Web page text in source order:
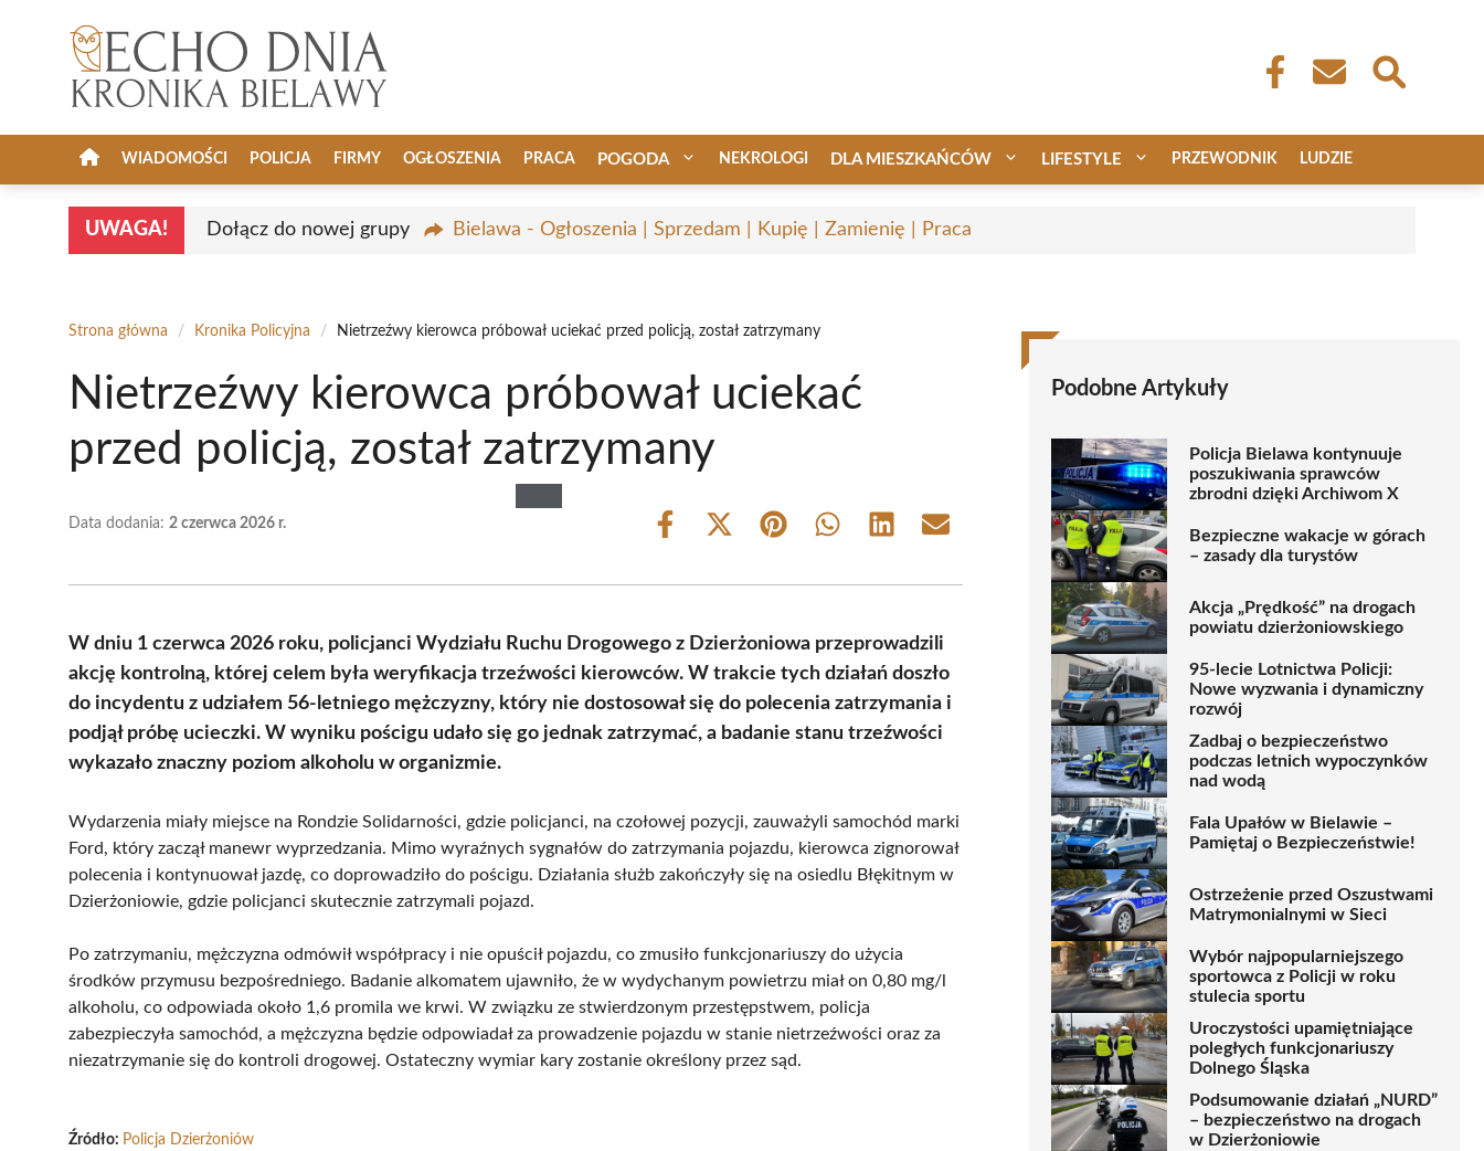
WIADOMOŚCI POLICJA FIRMY OGŁOSZENIA PRACA POGODA NEKROLOGI DLA MIESZKAŃCÓW LIFESTYLE PRZEWODNIK LUDZIE
UWAGA! Dołącz do nowej grupy Bielawa - Ogłoszenia | Sprzedam | Kupię | Zamienię | Praca
Strona główna / Kronika Policyjna / Nietrzeźwy kierowca próbował uciekać przed policją, został zatrzymany
Nietrzeźwy kierowca próbował uciekać
przed policją, został zatrzymany
Data dodania: 2 czerwca 2026 r.
Share
Share
(Twitter)
Share Share Share Share
W dniu 1 czerwca 2026 roku, policjanci Wydziału Ruchu Drogowego z Dzierżoniowa przeprowadzili
akcję kontrolną, której celem była weryfikacja trzeźwości kierowców. W trakcie tych działań doszło
do incydentu z udziałem 56-letniego mężczyzny, który nie dostosował się do polecenia zatrzymania i
podjął próbę ucieczki. W wyniku pościgu udało się go jednak zatrzymać, a badanie stanu trzeźwości
wykazało znaczny poziom alkoholu w organizmie.
Wydarzenia miały miejsce na Rondzie Solidarności, gdzie policjanci, na czołowej pozycji, zauważyli samochód marki
Ford, który zaczął manewr wyprzedzania. Mimo wyraźnych sygnałów do zatrzymania pojazdu, kierowca zignorował
polecenia i kontynuował jazdę, co doprowadziło do pościgu. Działania służb zakończyły się na osiedlu Błękitnym w
Dzierżoniowie, gdzie policjanci skutecznie zatrzymali pojazd.
Po zatrzymaniu, mężczyzna odmówił współpracy i nie opuścił pojazdu, co zmusiło funkcjonariuszy do użycia
środków przymusu bezpośredniego. Badanie alkomatem ujawniło, że w wydychanym powietrzu miał on 0,80 mg/l
alkoholu, co odpowiada około 1,6 promila we krwi. W związku ze stwierdzonym przestępstwem, policja
zabezpieczyła samochód, a mężczyzna będzie odpowiadał za prowadzenie pojazdu w stanie nietrzeźwości oraz za
niezatrzymanie się do kontroli drogowej. Ostateczny wymiar kary zostanie określony przez sąd.
Źródło: Policja Dzierżoniów
Podobne Artykuły
Policja Bielawa kontynuuje
poszukiwania sprawców
zbrodni dzięki Archiwom X
Bezpieczne wakacje w górach
– zasady dla turystów
Akcja „Prędkość” na drogach
powiatu dzierżoniowskiego
95-lecie Lotnictwa Policji:
Nowe wyzwania i dynamiczny
rozwój
Zadbaj o bezpieczeństwo
podczas letnich wypoczynków
nad wodą
Fala Upałów w Bielawie –
Pamiętaj o Bezpieczeństwie!
Ostrzeżenie przed Oszustwami
Matrymonialnymi w Sieci
Wybór najpopularniejszego
sportowca z Policji w roku
stulecia sportu
Uroczystości upamiętniające
poległych funkcjonariuszy
Dolnego Śląska
Podsumowanie działań „NURD”
– bezpieczeństwo na drogach
w Dzierżoniowie